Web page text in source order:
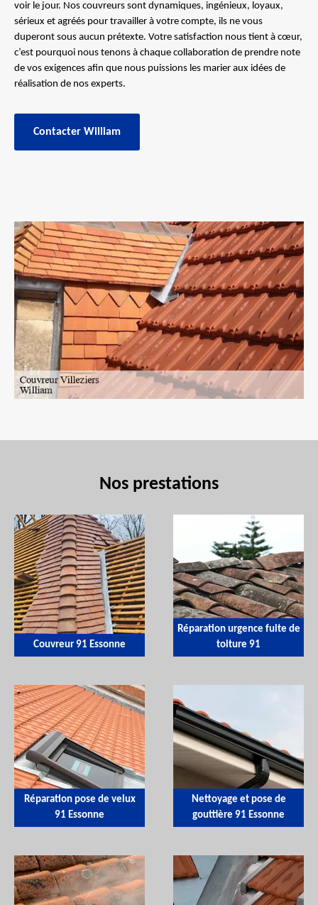
voir le jour. Nos couvreurs sont dynamiques, ingénieux, loyaux,
sérieux et agréés pour travailler à votre compte, ils ne vous
duperont sous aucun prétexte. Votre satisfaction nous tient à cœur,
c’est pourquoi nous tenons à chaque collaboration de prendre note
de vos exigences afin que nous puissions les marier aux idées de
réalisation de nos experts.
Contacter William
Nos prestations
Couvreur 91 Essonne
Réparation urgence fuite de
toiture 91
Réparation pose de velux
91 Essonne
Nettoyage et pose de
gouttière 91 Essonne